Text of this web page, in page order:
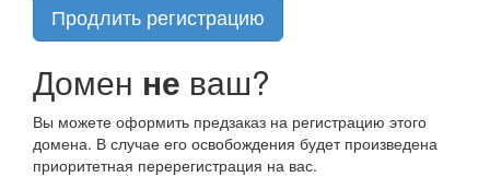
Продлить регистрацию
Домен не ваш?
Вы можете оформить предзаказ на регистрацию этого
домена. В случае его освобождения будет произведена
приоритетная перерегистрация на вас.